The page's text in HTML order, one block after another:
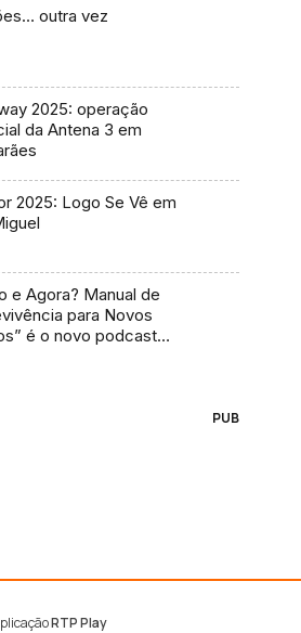
outra vez
2025: operação
da Antena 3 em
2025: Logo Se Vê em
e Agora? Manual de
para Novos
é o novo podcast
PUB
RTP Play